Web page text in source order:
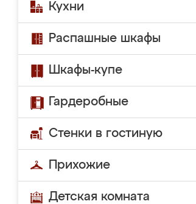
Кухни
Распашные шкафы
Шкафы-купе
Гардеробные
Стенки в гостиную
Прихожие
Детская комната